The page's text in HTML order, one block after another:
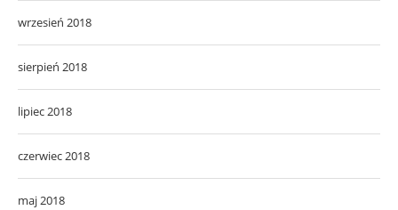
wrzesień 2018
sierpień 2018
lipiec 2018
czerwiec 2018
maj 2018